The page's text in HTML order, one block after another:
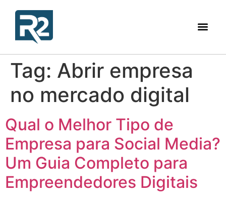
Tag: Abrir empresa
no mercado digital
Qual o Melhor Tipo de
Empresa para Social Media?
Um Guia Completo para
Empreendedores Digitais